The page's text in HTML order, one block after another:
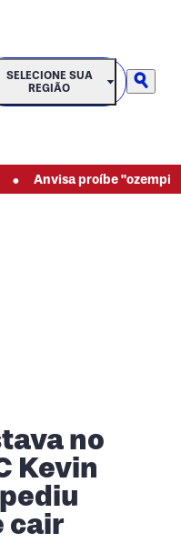
SUA REGIÃO
SELECIONE SUA
REGIÃO
Anvisa proíbe "ozempic
no
Kevin
cair